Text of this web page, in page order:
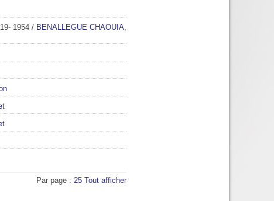
1954 / BENALLEGUE CHAOUIA,
Par page : 25 Tout afficher